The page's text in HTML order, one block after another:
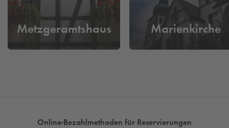
Parkhaus
In Woldemei Parkhaus von
zentral in Lippstadt für wenig Geld parken. Damit Sie
schon Ihren Parkplatz für morgen, um sich eine lange
Metzgeramtshaus Marienkirche
Online-Bezahlmethoden für Reservierungen